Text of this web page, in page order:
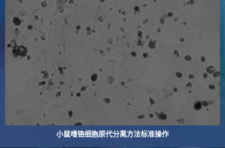
小鼠嗜铬细胞原代分离方法标准操作